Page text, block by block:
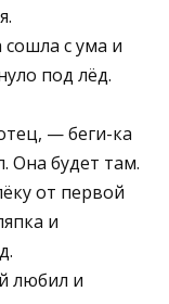
с ума и
под лёд.
— беги-ка
Она будет там.
от первой
и
любил и